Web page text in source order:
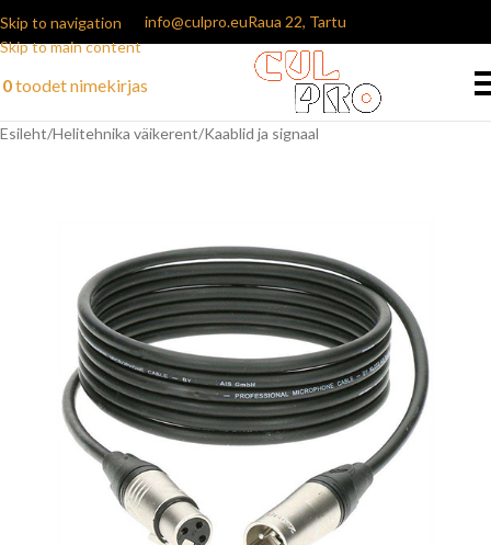
Skip to navigation
Skip to main content
info@culpro.euRaua 22, Tartu
0toodetnimekirjas
Esileht/Helitehnika väikerent/Kaablid ja signaal